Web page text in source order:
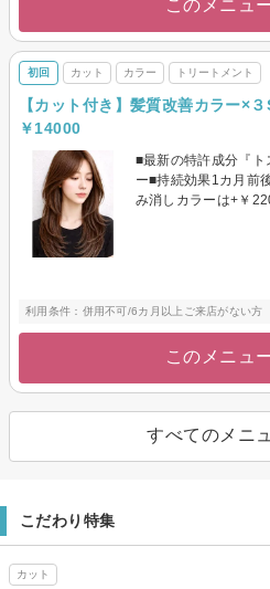
このメニュ
初回 カット カラー トリートメント
【カット付き】髪質改善カラー×
￥14000
■最新の特許成分『ト
ー■持続効果1カ月前
み消しカラーは+￥
利用条件：併用不可/6カ月以上ご来店がない方
このメニュ
すべてのメニ
こだわり特集
カット